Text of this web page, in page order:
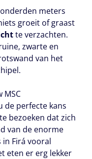
meters
groeit of graast
te verzachten.
zwarte en
van het
MSC
de perfecte kans
bezoeken dat zich
van de enorme
Firá vooral
eten er erg lekker